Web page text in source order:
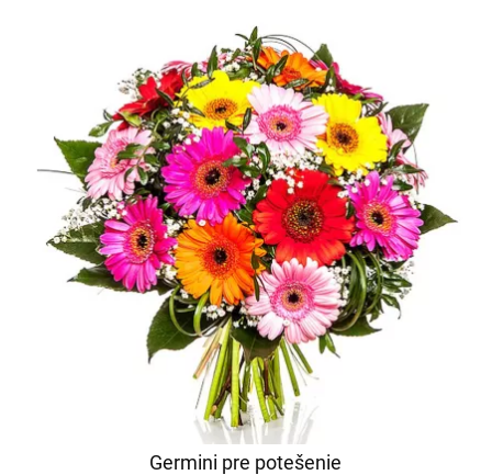
Germini pre potešenie